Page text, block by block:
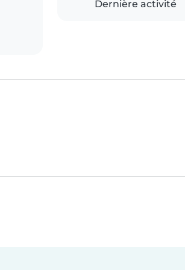
Dernière activité